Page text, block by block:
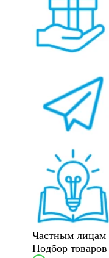
Частным лицам
Подбор товаров